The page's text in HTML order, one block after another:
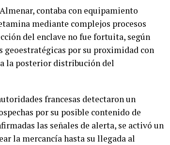
contaba con equipamiento
mediante complejos procesos
del enclave no fue fortuita, según
geoestratégicas por su proximidad con
la posterior distribución del
francesas detectaron un
por su posible contenido de
las señales de alerta, se activó un
la mercancía hasta su llegada al